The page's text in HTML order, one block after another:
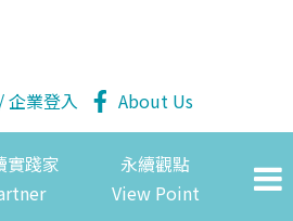
/企業登入 About Us
實踐家
永續觀點
View Point